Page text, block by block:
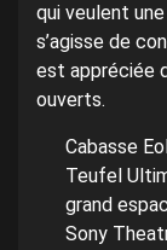
qui veulent
s’agisse de
est appréciée
ouverts.
Cabasse
Teufel
grand
Sony